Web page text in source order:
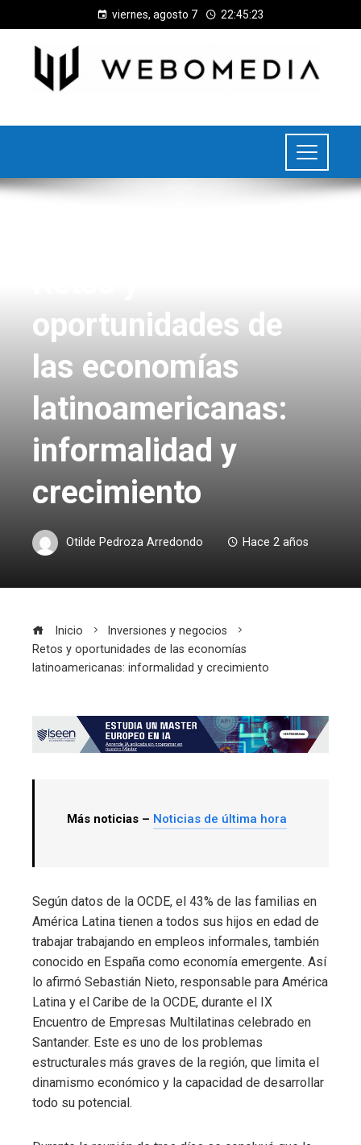
viernes, agosto 7 22:45:23
oportunidades de
las economías
latinoamericanas:
informalidad y
crecimiento
Otilde Pedroza Arredondo Hace 2 años
Inicio
Inversiones y negocios
Retos y oportunidades de las economías
latinoamericanas: informalidad y crecimiento
Más noticias – Noticias de última hora
Según datos de la OCDE, el 43% de las familias en
América Latina tienen a todos sus hijos en edad de
trabajar trabajando en empleos informales, también
conocido en España como economía emergente. Así
lo afirmó Sebastián Nieto, responsable para América
Latina y el Caribe de la OCDE, durante el IX
Encuentro de Empresas Multilatinas celebrado en
Santander. Este es uno de los problemas
estructurales más graves de la región, que limita el
dinamismo económico y la capacidad de desarrollar
todo su potencial.